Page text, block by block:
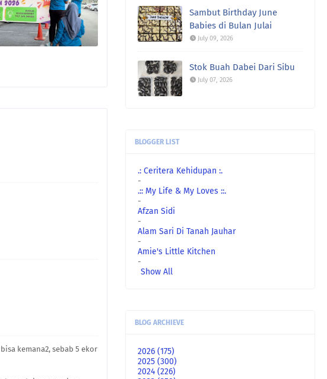
kemana2, sebab 5 ekor
Sambut Birthday June
Babies di Bulan Julai
July 09, 2026
Stok Buah Dabei Dari Sibu
July 07, 2026
BLOGGER LIST
.: Ceritera Kehidupan :.
-
.:: My Life & My Loves ::.
-
Afzan Sidi
-
Alam Sari Di Tanah Jauhar
-
Amie's Little Kitchen
-
Show All
BLOG ARCHIEVE
2026 (175)
2025 (300)
2024 (226)